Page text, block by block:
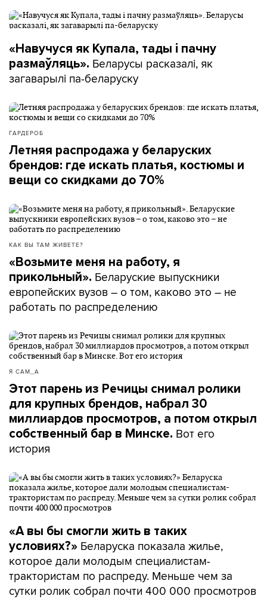
«Навучуся як Купала, тады і пачну
размаўляць». Беларусы расказалі, як
загаварылі па-беларуску
ГАРДЕРОБ
Летняя распродажа у беларуских
брендов: где искать платья, костюмы и
вещи со скидками до 70%
КАК ВЫ ТАМ ЖИВЕТЕ?
«Возьмите меня на работу, я
прикольный». Беларуские выпускники
европейских вузов – о том, каково это – не
работать по распределению
Я САМ_А
Этот парень из Речицы снимал ролики
для крупных брендов, набрал 30
миллиардов просмотров, а потом открыл
собственный бар в Минске. Вот его
история
«А вы бы смогли жить в таких
условиях?» Беларуска показала жилье,
которое дали молодым специалистам-
трактористам по распреду. Меньше чем за
сутки ролик собрал почти 400 000 просмотров